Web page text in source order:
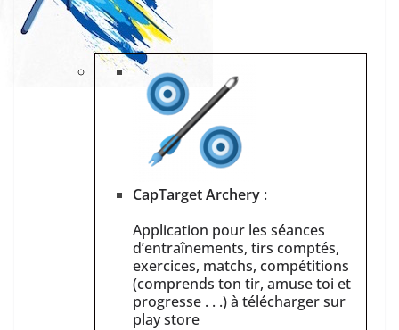
CapTargetArchery :
Application pour les séances
d’entraînements, tirs comptés,
exercices, matchs, compétitions
(comprends ton tir, amuse toi et
progresse . . .) à télécharger sur
play store